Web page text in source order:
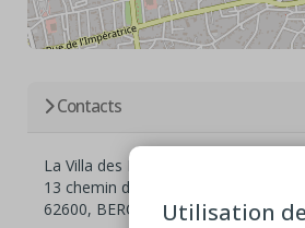
Contacts
La Villa des Hortensias
13 chemin de la Rampée
62600, BERCK
Utilisation